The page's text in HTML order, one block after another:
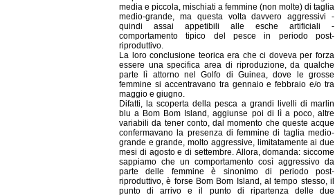
media e piccola, mischiati a femmine (non molte) di taglia
medio-grande, ma questa volta davvero aggressivi -
quindi assai appetibili alle esche artificiali -
comportamento tipico del pesce in periodo post-
riproduttivo.
La loro conclusione teorica era che ci doveva per forza
essere una specifica area di riproduzione, da qualche
parte lì attorno nel Golfo di Guinea, dove le grosse
femmine si accentravano tra gennaio e febbraio e/o tra
maggio e giugno.
Difatti, la scoperta della pesca a grandi livelli di marlin
blu a Bom Bom Island, aggiunse poi di lì a poco, altre
variabili da tener conto, dal momento che queste acque
confermavano la presenza di femmine di taglia medio-
grande e grande, molto aggressive, limitatamente ai due
mesi di agosto e di settembre. Allora, domanda: siccome
sappiamo che un comportamento così aggressivo da
parte delle femmine è sinonimo di periodo post-
riproduttivo, è forse Bom Bom Island, al tempo stesso, il
punto di arrivo e il punto di ripartenza delle due